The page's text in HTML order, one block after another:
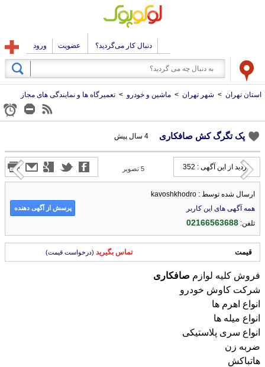
دنبال کار می‌گردید؟ عضویت ورود
استان تهران > شهر تهران > ماشین و خودرو > تعمیرگاه ها و نمایندگی های مجاز
پک تگرگ کش صافکاری 4 سال پیش
5 تصویر بازدید از این آگهی : 352
ارسال شده توسط : kavoshkhodro
همه آگهی های این کاربر
تلفن:02166563688
پرسش از آگهی دهنده
قیمت تماس بگیرید (درخواست قیمت)
فروش کلیه لوازم صافکاری
شرکت کاوش خودرو
انواع اهرم ها
انواع میله ها
انواع سری پلاستیکی
ضربه زن
هاتباکش